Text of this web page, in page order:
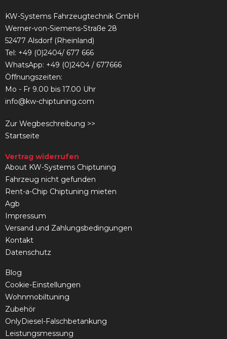
KW-Systems Fahrzeugtechnik GmbH
Werner-von-Siemens-Straße 28
52477 Alsdorf (Rheinland)
Tel: +49 (0)2404/ 677 666
WhatsApp: +49 (0)2404 / 677666
Öffnungszeiten:
Mo - Fr 9.00 bis 17.00 Uhr
info@kw-chiptuning.com
Zur Wegbeschreibung >>
Startseite
Vertrag widerrufen
About KW-Systems Chiptuning
Fahrzeug nicht gefunden
Rent-a-Chip Chiptuning mieten
Agb
Impressum
Versand und Zahlungsbedingungen
Kontakt
Datenschutz
Blog
Cookie-Einstellungen
Wohnmobiltuning
Zubehör
OnlyDiesel-Falschbetankung
Leistungsmessung